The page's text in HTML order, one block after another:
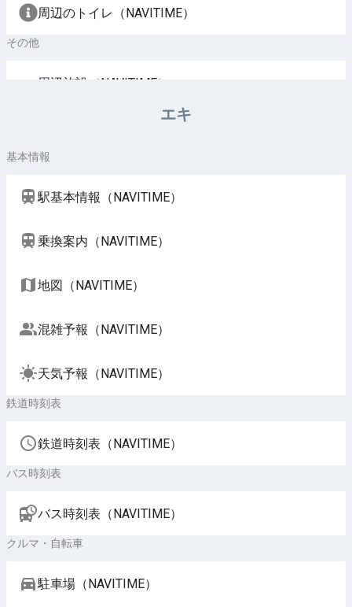
周辺のトイレ（NAVITIME）
その他
周辺施設（NAVITIME）
エキ
基本情報
駅基本情報（NAVITIME）
乗換案内（NAVITIME）
地図（NAVITIME）
混雑予報（NAVITIME）
天気予報（NAVITIME）
鉄道時刻表
鉄道時刻表（NAVITIME）
バス時刻表
バス時刻表（NAVITIME）
クルマ・自転車
駐車場（NAVITIME）